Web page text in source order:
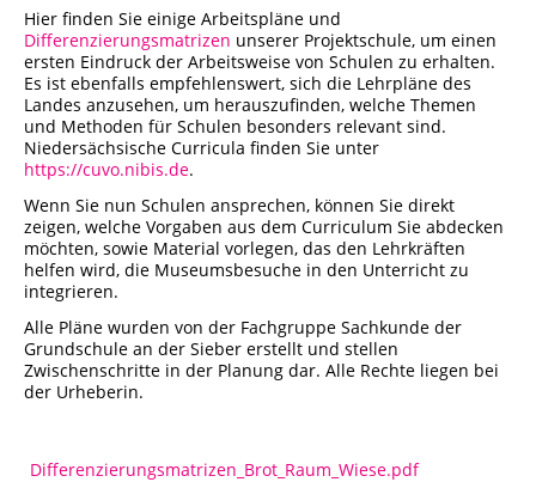
Hier finden Sie einige Arbeitspläne und
Differenzierungsmatrizen unserer Projektschule, um einen
ersten Eindruck der Arbeitsweise von Schulen zu erhalten.
Es ist ebenfalls empfehlenswert, sich die Lehrpläne des
Landes anzusehen, um herauszufinden, welche Themen
und Methoden für Schulen besonders relevant sind.
Niedersächsische Curricula finden Sie unter
https://cuvo.nibis.de.
Wenn Sie nun Schulen ansprechen, können Sie direkt
zeigen, welche Vorgaben aus dem Curriculum Sie abdecken
möchten, sowie Material vorlegen, das den Lehrkräften
helfen wird, die Museumsbesuche in den Unterricht zu
integrieren.
Alle Pläne wurden von der Fachgruppe Sachkunde der
Grundschule an der Sieber erstellt und stellen
Zwischenschritte in der Planung dar. Alle Rechte liegen bei
der Urheberin.
Differenzierungsmatrizen_Brot_Raum_Wiese.pdf
Städtisches Museum Seesen
Städtisches Museum Hann. Münden
StadtMuseum Einbeck
Heimatmuseum Duderstadt
Stadt- und Tiermuseum Alfeld
Heimatmuseum Northeim
Heimatmuseum Moringen